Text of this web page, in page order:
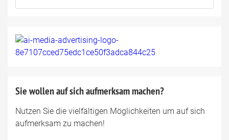
Sie wollen auf sich aufmerksam machen?
Nutzen Sie die vielfältigen Möglichkeiten um auf sich
aufmerksam zu machen!